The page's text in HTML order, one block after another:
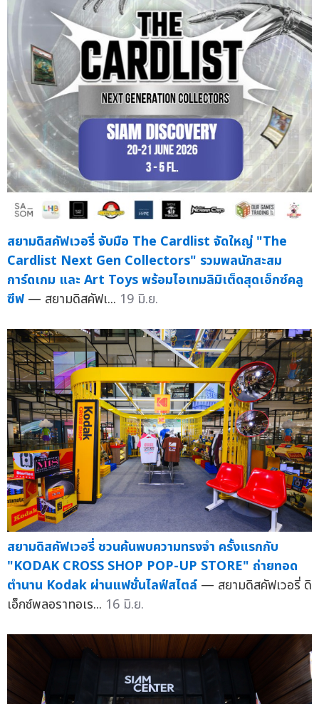
สยามดิสคัฟเวอรี่ จับมือ The Cardlist จัดใหญ่ "The
Cardlist Next Gen Collectors" รวมพลนักสะสม
การ์ดเกม และ Art Toys พร้อมไอเทมลิมิเต็ดสุดเอ็กซ์คลู
ซีฟ — สยามดิสคัฟเ... 19 มิ.ย.
สยามดิสคัฟเวอรี่ ชวนค้นพบความทรงจำ ครั้งแรกกับ
"KODAK CROSS SHOP POP-UP STORE" ถ่ายทอด
ตำนาน Kodak ผ่านแฟชั่นไลฟ์สไตล์ — สยามดิสคัฟเวอรี่ ดิ
เอ็กซ์พลอราทอเร... 16 มิ.ย.